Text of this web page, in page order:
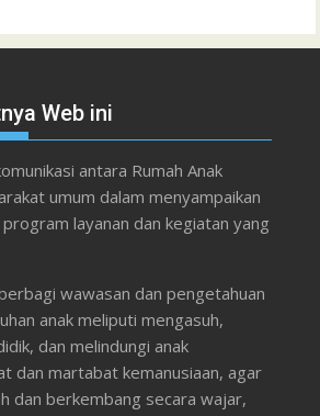
Web ini
antara Rumah Anak
umum dalam menyampaikan
layanan dan kegiatan yang
wawasan dan pengetahuan
anak meliputi mengasuh,
dan melindungi anak
dan martabat kemanusiaan, agar
dan berkembang secara wajar,